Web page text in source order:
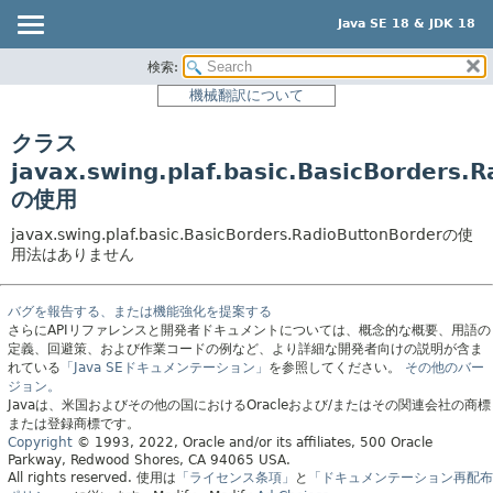
Java SE 18 & JDK 18
パッケージ
クラス
使用
ツリー
新規
非推奨
索引
ヘルプ
検索:
機械翻訳について
クラス
の使用
javax.swing.plaf.basic.BasicBorders.RadioButtonBorderの使
用法はありません
バグを報告する、または機能強化を提案する
さらにAPIリファレンスと開発者ドキュメントについては、概念的な概要、用語の
定義、回避策、および作業コードの例など、より詳細な開発者向けの説明が含ま
れている 「Java SEドキュメンテーション」 を参照してください。
その他のバー
ジョン。
Javaは、米国およびその他の国におけるOracleおよび/またはその関連会社の商標
または登録商標です。
Copyright © 1993, 2022, Oracle and/or its affiliates, 500 Oracle
Parkway, Redwood Shores, CA 94065 USA.
All rights reserved. 使用は 「ライセンス条項」 と
「ドキュメンテーション再配布